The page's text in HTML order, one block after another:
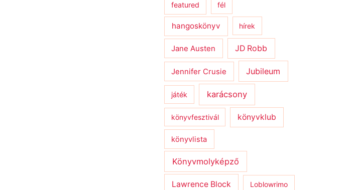
featured fél
hangoskönyv hírek
Jane Austen JD Robb
Jennifer Crusie Jubileum
játék karácsony
könyvfesztivál könyvklub
könyvlista
Könyvmolyképző
Lawrence Block Loblowrimo